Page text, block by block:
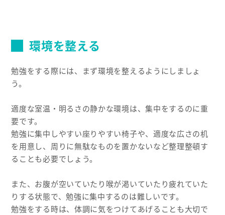
環境を整える
勉強をする際には、まず環境を整えるようにしましょ
う。
適度な室温・明るさの静かな環境は、集中をするのに重
要です。
勉強に集中しやすい座りやすい椅子や、適度な広さの机
を用意し、周りに無駄なものを置かないなど整理整頓す
ることも必要でしょう。
また、お腹が空いていたり喉が渇いていたり疲れていた
りする状態で、勉強に集中するのは難しいです。
勉強をする時は、体調に気をつけてあげることも大切で